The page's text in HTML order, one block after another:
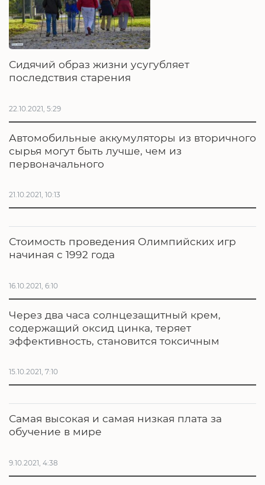
Сидячий образ жизни усугубляет
последствия старения
22.10.2021, 5:29
Автомобильные аккумуляторы из вторичного
сырья могут быть лучше, чем из
первоначального
21.10.2021, 10:13
Стоимость проведения Олимпийских игр
начиная с 1992 года
16.10.2021, 6:10
Через два часа солнцезащитный крем,
содержащий оксид цинка, теряет
эффективность, становится токсичным
15.10.2021, 7:10
Самая высокая и самая низкая плата за
обучение в мире
9.10.2021, 4:38